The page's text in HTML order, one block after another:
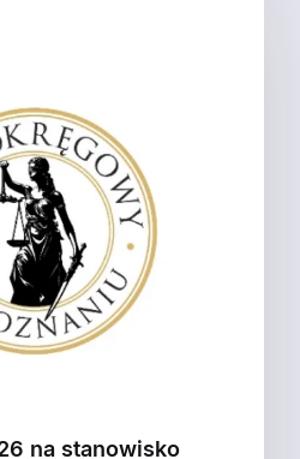
na stanowisko